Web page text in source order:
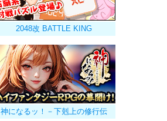
2048改 BATTLE KING
神になるッ！－下剋上の修行伝